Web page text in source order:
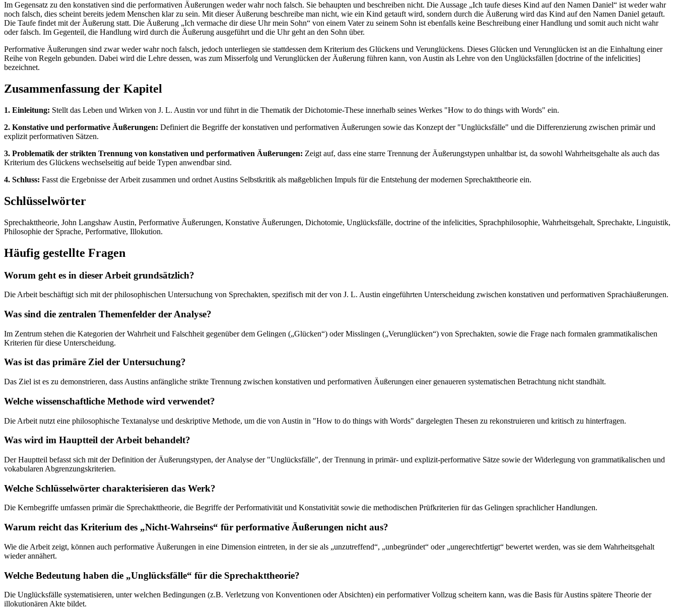
Im Gegensatz zu den konstativen sind die performativen Äußerungen weder wahr noch falsch. Sie behaupten und beschreiben nicht. Die Aussage „Ich taufe dieses Kind auf den Namen Daniel“ ist weder wahr
noch falsch, dies scheint bereits jedem Menschen klar zu sein. Mit dieser Äußerung beschreibe man nicht, wie ein Kind getauft wird, sondern durch die Äußerung wird das Kind auf den Namen Daniel getauft.
Die Taufe findet mit der Äußerung statt. Die Äußerung „Ich vermache dir diese Uhr mein Sohn“ von einem Vater zu seinem Sohn ist ebenfalls keine Beschreibung einer Handlung und somit auch nicht wahr
oder falsch. Im Gegenteil, die Handlung wird durch die Äußerung ausgeführt und die Uhr geht an den Sohn über.
Performative Äußerungen sind zwar weder wahr noch falsch, jedoch unterliegen sie stattdessen dem Kriterium des Glückens und Verunglückens. Dieses Glücken und Verunglücken ist an die Einhaltung einer
Reihe von Regeln gebunden. Dabei wird die Lehre dessen, was zum Misserfolg und Verunglücken der Äußerung führen kann, von Austin als Lehre von den Unglücksfällen [doctrine of the infelicities]
bezeichnet.
Zusammenfassung der Kapitel
1. Einleitung: Stellt das Leben und Wirken von J. L. Austin vor und führt in die Thematik der Dichotomie-These innerhalb seines Werkes "How to do things with Words" ein.
2. Konstative und performative Äußerungen: Definiert die Begriffe der konstativen und performativen Äußerungen sowie das Konzept der "Unglücksfälle" und die Differenzierung zwischen primär und
explizit performativen Sätzen.
3. Problematik der strikten Trennung von konstativen und performativen Äußerungen: Zeigt auf, dass eine starre Trennung der Äußerungstypen unhaltbar ist, da sowohl Wahrheitsgehalte als auch das
Kriterium des Glückens wechselseitig auf beide Typen anwendbar sind.
4. Schluss: Fasst die Ergebnisse der Arbeit zusammen und ordnet Austins Selbstkritik als maßgeblichen Impuls für die Entstehung der modernen Sprechakttheorie ein.
Schlüsselwörter
Sprechakttheorie, John Langshaw Austin, Performative Äußerungen, Konstative Äußerungen, Dichotomie, Unglücksfälle, doctrine of the infelicities, Sprachphilosophie, Wahrheitsgehalt, Sprechakte, Linguistik,
Philosophie der Sprache, Performative, Illokution.
Häufig gestellte Fragen
Worum geht es in dieser Arbeit grundsätzlich?
Die Arbeit beschäftigt sich mit der philosophischen Untersuchung von Sprechakten, spezifisch mit der von J. L. Austin eingeführten Unterscheidung zwischen konstativen und performativen Sprachäußerungen.
Was sind die zentralen Themenfelder der Analyse?
Im Zentrum stehen die Kategorien der Wahrheit und Falschheit gegenüber dem Gelingen („Glücken“) oder Misslingen („Verunglücken“) von Sprechakten, sowie die Frage nach formalen grammatikalischen
Kriterien für diese Unterscheidung.
Was ist das primäre Ziel der Untersuchung?
Das Ziel ist es zu demonstrieren, dass Austins anfängliche strikte Trennung zwischen konstativen und performativen Äußerungen einer genaueren systematischen Betrachtung nicht standhält.
Welche wissenschaftliche Methode wird verwendet?
Die Arbeit nutzt eine philosophische Textanalyse und deskriptive Methode, um die von Austin in "How to do things with Words" dargelegten Thesen zu rekonstruieren und kritisch zu hinterfragen.
Was wird im Hauptteil der Arbeit behandelt?
Der Hauptteil befasst sich mit der Definition der Äußerungstypen, der Analyse der "Unglücksfälle", der Trennung in primär- und explizit-performative Sätze sowie der Widerlegung von grammatikalischen und
vokabularen Abgrenzungskriterien.
Welche Schlüsselwörter charakterisieren das Werk?
Die Kernbegriffe umfassen primär die Sprechakttheorie, die Begriffe der Performativität und Konstativität sowie die methodischen Prüfkriterien für das Gelingen sprachlicher Handlungen.
Warum reicht das Kriterium des „Nicht-Wahrseins“ für performative Äußerungen nicht aus?
Wie die Arbeit zeigt, können auch performative Äußerungen in eine Dimension eintreten, in der sie als „unzutreffend“, „unbegründet“ oder „ungerechtfertigt“ bewertet werden, was sie dem Wahrheitsgehalt
wieder annähert.
Welche Bedeutung haben die „Unglücksfälle“ für die Sprechakttheorie?
Die Unglücksfälle systematisieren, unter welchen Bedingungen (z.B. Verletzung von Konventionen oder Absichten) ein performativer Vollzug scheitern kann, was die Basis für Austins spätere Theorie der
illokutionären Akte bildet.